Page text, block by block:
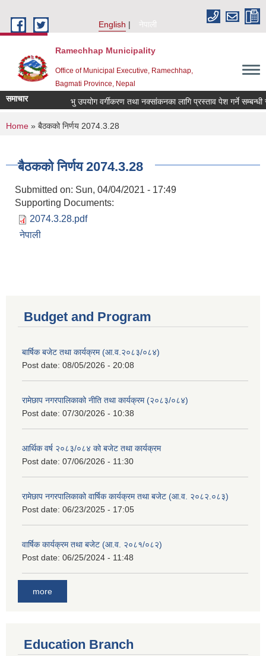
English
नेपाली
Ramechhap Municipality
Office of Municipal Executive, Ramechhap,
Bagmati Province, Nepal
समाचार भु उपयोग वर्गीकरण तथा नक्सांकनका लागि प्रस्ताव पेश गर्ने सम्बन्धी
You are here
Home » बैठकको निर्णय 2074.3.28
बैठकको निर्णय 2074.3.28
Submitted on: Sun, 04/04/2021 - 17:49
Supporting Documents:
2074.3.28.pdf
नेपाली
Budget and Program
बार्षिक बजेट तथा कार्यक्रम (आ.व.२०८३/०८४)
Post date: 08/05/2026 - 20:08
रामेछाप नगरपालिकाको नीति तथा कार्यक्रम (२०८३/०८४)
Post date: 07/30/2026 - 10:38
आर्थिक वर्ष २०८३/०८४ को बजेट तथा कार्यक्रम
Post date: 07/06/2026 - 11:30
रामेछाप नगरपालिकाको वार्षिक कार्यक्रम तथा बजेट (आ.व. २०८२.०८३)
Post date: 06/23/2025 - 17:05
वार्षिक कार्यक्रम तथा बजेट (आ.व. २०८१/०८२)
Post date: 06/25/2024 - 11:48
more
Education Branch